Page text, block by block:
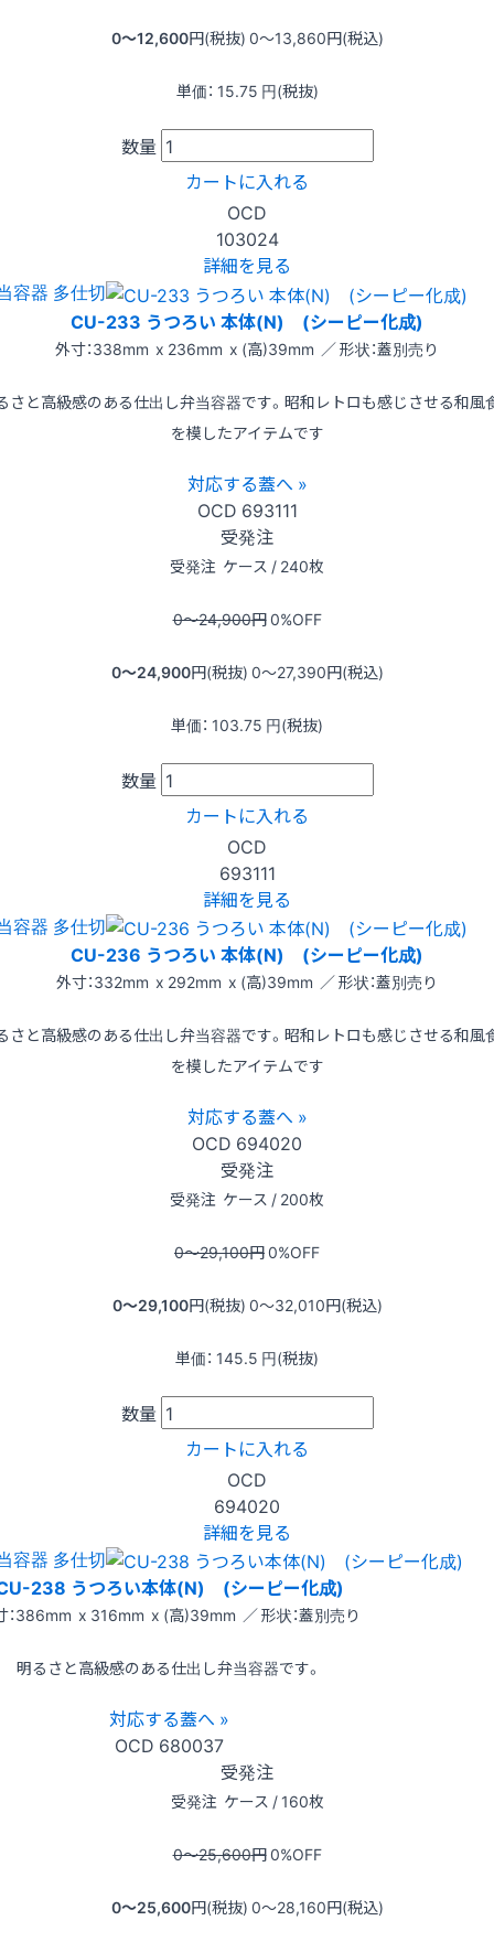
0〜12,600円(税抜) 0〜13,860円(税込)
単価： 15.75 円(税抜)
数量
カートに入れる
OCD
103024
詳細を見る
容器 多仕切
CU-233 うつろい 本体(N) (シーピー化成)
外寸：338mm x 236mm x (高)39mm ／ 形状：蓋別売り
さと高級感のある仕出し弁当容器です。昭和レトロも感じさせる和風
を模したアイテムです
対応する蓋へ »
OCD 693111
受発注
受発注 ケース / 240枚
0〜24,900円0%OFF
0〜24,900円(税抜) 0〜27,390円(税込)
単価： 103.75 円(税抜)
数量
カートに入れる
OCD
693111
詳細を見る
容器 多仕切
CU-236 うつろい 本体(N) (シーピー化成)
外寸：332mm x 292mm x (高)39mm ／ 形状：蓋別売り
さと高級感のある仕出し弁当容器です。昭和レトロも感じさせる和風
を模したアイテムです
対応する蓋へ »
OCD 694020
受発注
受発注 ケース / 200枚
0〜29,100円0%OFF
0〜29,100円(税抜) 0〜32,010円(税込)
単価： 145.5 円(税抜)
数量
カートに入れる
OCD
694020
詳細を見る
容器 多仕切
238 うつろい本体(N) (シーピー化成)
：386mm x 316mm x (高)39mm ／ 形状：蓋別売り
明るさと高級感のある仕出し弁当容器です。
対応する蓋へ »
OCD 680037
受発注
受発注 ケース / 160枚
0〜25,600円0%OFF
0〜25,600円(税抜) 0〜28,160円(税込)